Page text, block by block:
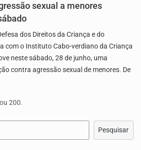
sexual a menores
dos Direitos da Criança e do
com o Instituto Cabo-verdiano da Criança
neste sábado, 28 de junho, uma
contra agressão sexual de menores. De
200.
Pesquisar